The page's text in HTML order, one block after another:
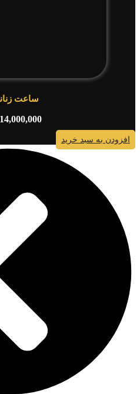
ساعت
14,000,000
افزودن به سبد خرید